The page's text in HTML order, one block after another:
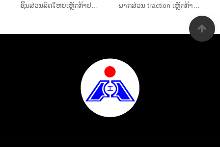
ຊິ້ນສ່ວນລົດໃຫຍ່ເຫຼັກກ້າປະເພດ Ring Forgings ພາກສ່ວນ traction ເຫຼັກກ້າ traction Pin Forgings